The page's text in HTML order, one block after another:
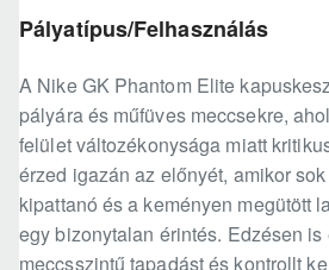
Pályatípus/Felhasználás
A Nike GK Phantom Elite
pályára és műfüves meccsekre,
felület változékonysága miatt
érzed igazán az előnyét, amikor
kipattanó és a keményen megütött
egy bizonytalan érintés. Edzésen
meccsszintű tapadást és kontrollt